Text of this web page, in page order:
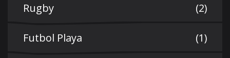
Rugby (2)
Futbol Playa (1)